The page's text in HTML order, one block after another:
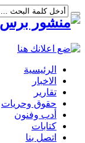
الرئيسية
الاخبار
تقارير
حقوق وحريات
أدب وفنون
كتابات
اتصل بنا